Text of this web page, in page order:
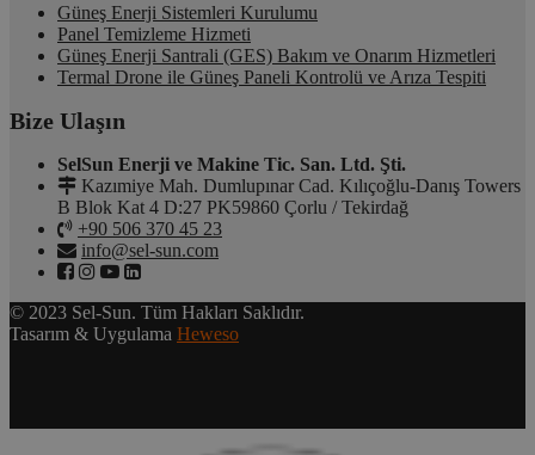
Güneş Enerji Sistemleri Kurulumu
Panel Temizleme Hizmeti
Güneş Enerji Santrali (GES) Bakım ve Onarım Hizmetleri
Termal Drone ile Güneş Paneli Kontrolü ve Arıza Tespiti
Bize Ulaşın
SelSun Enerji ve Makine Tic. San. Ltd. Şti.
Kazımiye Mah. Dumlupınar Cad. Kılıçoğlu-Danış Towers
B Blok Kat 4 D:27 PK59860 Çorlu / Tekirdağ
+90 506 370 45 23
info@sel-sun.com
© 2023 Sel-Sun. Tüm Hakları Saklıdır.
Tasarım & Uygulama Heweso